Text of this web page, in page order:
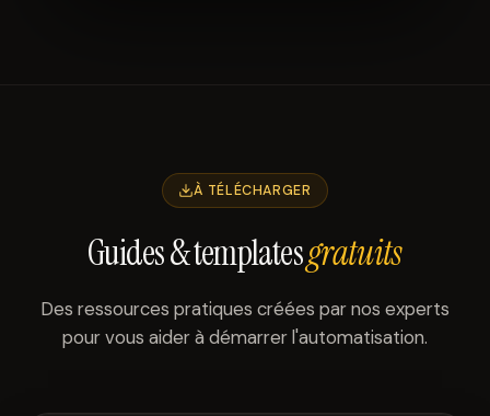
À TÉLÉCHARGER
Guides & templatesgratuits
Des ressources pratiques créées par nos experts
pour vous aider à démarrer l'automatisation.